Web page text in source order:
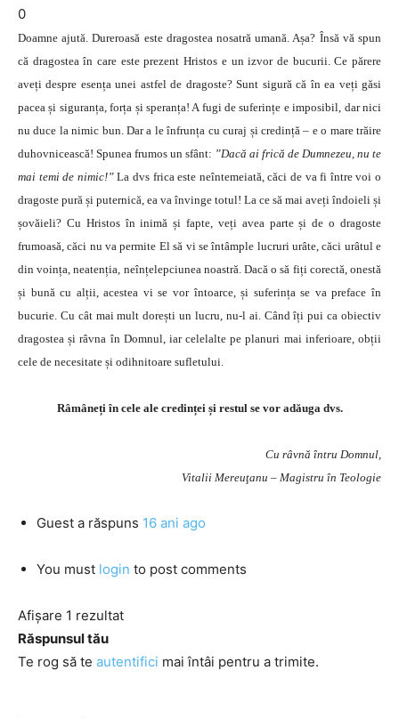
0
Doamne ajută. Dureroasă este dragostea nosatră umană. Așa? Însă vă spun
că dragostea în care este prezent Hristos e un izvor de bucurii. Ce părere
aveți despre esența unei astfel de dragoste? Sunt sigură că în ea veți găsi
pacea și siguranța, forța și speranța! A fugi de suferințe e imposibil, dar nici
nu duce la nimic bun. Dar a le înfrunța cu curaj și credință – e o mare trăire
duhovnicească! Spunea frumos un sfânt: ”Dacă ai frică de Dumnezeu, nu te
mai temi de nimic!”La dvs frica este neîntemeiată, căci de va fi între voi o
dragoste pură și puternică, ea va învinge totul! La ce să mai aveți îndoieli și
șovăieli? Cu Hristos în inimă și fapte, veți avea parte și de o dragoste
frumoasă, căci nu va permite El să vi se întâmple lucruri urâte, căci urâtul e
din voința, neatenția, neînțelepciunea noastră. Dacă o să fiți corectă, onestă
și bună cu alții, acestea vi se vor întoarce, și suferința se va preface în
bucurie. Cu cât mai mult dorești un lucru, nu-l ai. Când îți pui ca obiectiv
dragostea și râvna în Domnul, iar celelalte pe planuri mai inferioare, obții
cele de necesitate și odihnitoare sufletului.
Râmâneți în cele ale credinței și restul se vor adăuga dvs.
Cu râvnă întru Domnul,
Vitalii Mereuţanu – Magistru în Teologie
Guest a răspuns 16 ani ago
You must login to post comments
Afișare 1 rezultat
Răspunsul tău
Te rog să te autentifici mai întâi pentru a trimite.